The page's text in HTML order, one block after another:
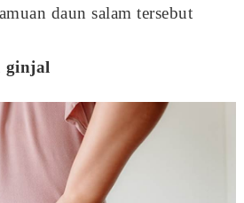
daun salam tersebut
ginjal